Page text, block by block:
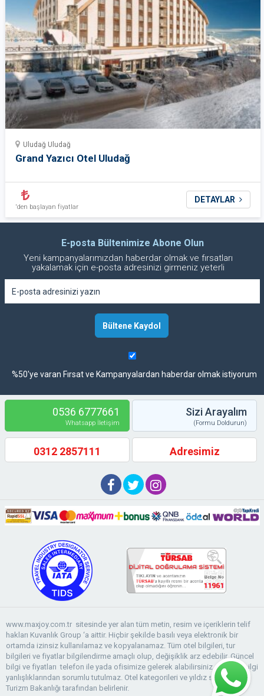
Uludağ Uludağ
Grand Yazıcı Otel Uludağ
'den başlayan fiyatlar
DETAYLAR
E-posta Bültenimize Abone Olun
Yeni kampanyalarımızdan haberdar olmak ve fırsatları
yakalamak için e-posta adresinizi girmeniz yeterli
%50'ye varan Fırsat ve Kampanyalardan haberdar olmak istiyorum
0536 6777661
Whatsapp İletişim
Sizi Arayalım
(Formu Doldurun)
0312 2857111 Adresimiz
www.maxjoy.com.tr sitesinde yer alan tüm metin, resim ve içeriklerin telif
hakları Kuvanlık Group ‘a aittir. Hiçbir şekilde basılı veya elektronik bir
ortamda izinsiz kullanılamaz ve kopyalanamaz. Tüm otel bilgileri, tur
bilgileri ve fiyatlar bilgilendirme amaçlı olup, değişiklik arz edebilir. Güncel
bilgi ve fiyatları telefon ile yada ofisimize gelerek alabilirsiniz. Fiyat ve bilgi
yanlışlıklarından sorumlu tutulmaz. Otel kategorileri ve yıldız sayıları T.C.
Turizm Bakanlığı tarafından belirlenir.